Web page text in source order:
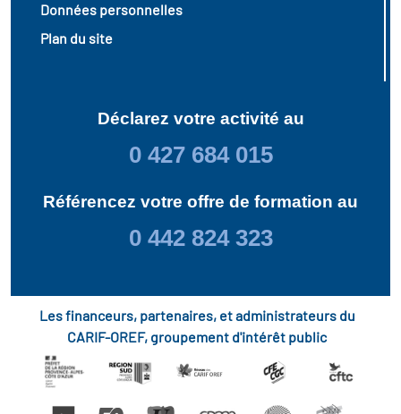
Données personnelles
Plan du site
Déclarez votre activité au
0 427 684 015
Référencez votre offre de formation au
0 442 824 323
Les financeurs, partenaires, et administrateurs du
CARIF-OREF, groupement d'intérêt public